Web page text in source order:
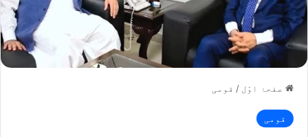
صفحۂ اوّل / قومی
قومی